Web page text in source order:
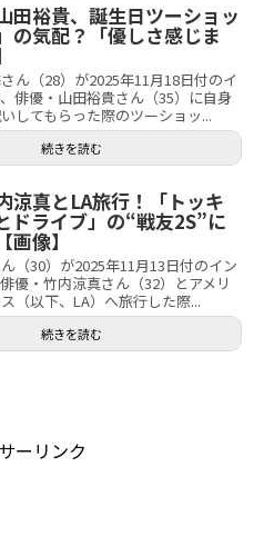
裕貴、誕生日ツーショッ
の気配？「優しさ感じま
ん（28）が2025年11月18日付のイ
俳優・山田裕貴さん（35）に自身
してもらった際のツーショッ...
続きを読む
涼真とLA旅行！「トッキ
ドライブ」の“戦友2S”に
画像】
（30）が2025年11月13日付のイン
優・竹内涼真さん（32）とアメリ
（以下、LA）へ旅行した際...
続きを読む
ーリンク